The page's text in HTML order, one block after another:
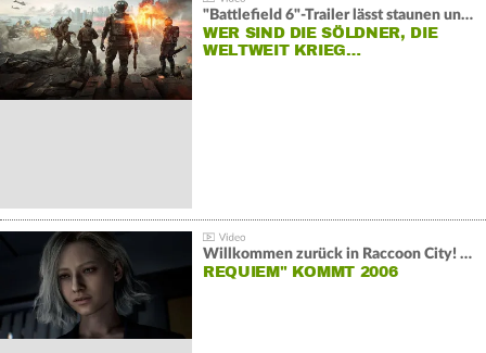
"Battlefield 6"-Trailer lässt staunen und rätseln:
WER SIND DIE SÖLDNER, DIE
WELTWEIT KRIEG…
Willkommen zurück in Raccoon City! "Resident Evil:
REQUIEM" KOMMT 2006